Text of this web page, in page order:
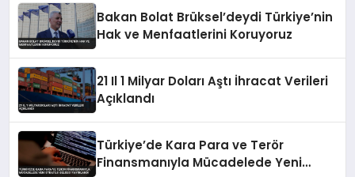
Bakan Bolat Brüksel’deydi Türkiye’nin
Hak ve Menfaatlerini Koruyoruz
21 Il 1 Milyar Doları Aştı İhracat Verileri
Açıklandı
Türkiye’de Kara Para ve Terör
Finansmanıyla Mücadelede Yeni